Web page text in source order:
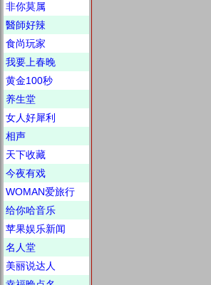
非你莫属
醫師好辣
食尚玩家
我要上春晚
黄金100秒
养生堂
女人好犀利
相声
天下收藏
今夜有戏
WOMAN爱旅行
给你哈音乐
苹果娱乐新闻
名人堂
美丽说达人